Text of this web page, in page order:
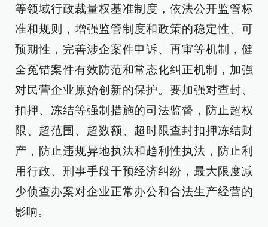
等领域行政裁量权基准制度，依法公开监管标
准和规则，增强监管制度和政策的稳定性、可
预期性，完善涉企案件申诉、再审等机制，健
全冤错案件有效防范和常态化纠正机制，加强
对民营企业原始创新的保护。要加强对查封、
扣押、冻结等强制措施的司法监督，防止超权
限、超范围、超数额、超时限查封扣押冻结财
产，防止违规异地执法和趋利性执法，防止利
用行政、刑事手段干预经济纠纷，最大限度减
少侦查办案对企业正常办公和合法生产经营的
影响。